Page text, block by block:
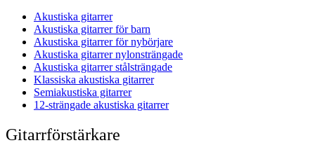
Akustiska gitarrer
Akustiska gitarrer för barn
Akustiska gitarrer för nybörjare
Akustiska gitarrer nylonsträngade
Akustiska gitarrer stålsträngade
Klassiska akustiska gitarrer
Semiakustiska gitarrer
12-strängade akustiska gitarrer
Gitarrförstärkare